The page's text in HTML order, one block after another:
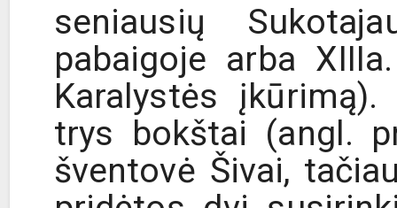
seniausių
pabaigoje arba
Karalystės
trys bokštai (angl.
šventovė Šivai,